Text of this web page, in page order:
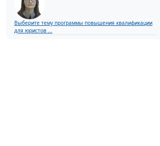
Выберите тему программы повышения квалификации
для юристов ...